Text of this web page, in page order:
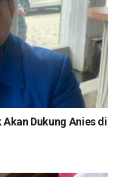
Dukung Anies di